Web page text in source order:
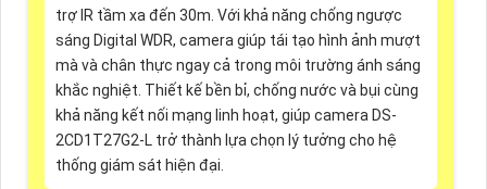
trợ IR tầm xa đến 30m. Với khả năng chống ngược
sáng Digital WDR, camera giúp tái tạo hình ảnh mượt
mà và chân thực ngay cả trong môi trường ánh sáng
khắc nghiệt. Thiết kế bền bỉ, chống nước và bụi cùng
khả năng kết nối mạng linh hoạt, giúp camera DS-
2CD1T27G2-L trở thành lựa chọn lý tưởng cho hệ
thống giám sát hiện đại.